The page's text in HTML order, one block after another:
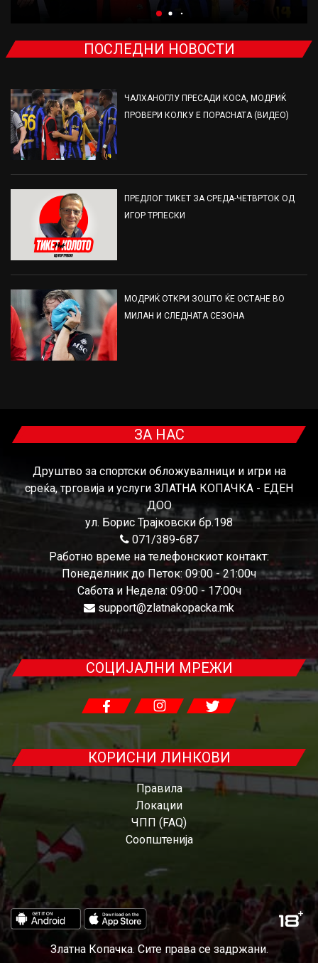
ПОСЛЕДНИ НОВОСТИ
ЧАЛХАНОГЛУ ПРЕСАДИ КОСА, МОДРИЌ
ПРОВЕРИ КОЛКУ Е ПОРАСНАТА (ВИДЕО)
ПРЕДЛОГ ТИКЕТ ЗА СРЕДА-ЧЕТВРТОК ОД
ИГОР ТРПЕСКИ
МОДРИЌ ОТКРИ ЗОШТО ЌЕ ОСТАНЕ ВО
МИЛАН И СЛЕДНАТА СЕЗОНА
ЗА НАС
Друштво за спортски обложувалници и игри на
среќа, трговија и услуги ЗЛАТНА КОПАЧКА - ЕДЕН
ДОО
ул. Борис Трајковски бр.198
071/389-687
Работно време на телефонскиот контакт:
Понеделник до Петок: 09:00 - 21:00ч
Сабота и Недела: 09:00 - 17:00ч
support@zlatnakopacka.mk
СОЦИЈАЛНИ МРЕЖИ
КОРИСНИ ЛИНКОВИ
Правила
Локации
ЧПП (FAQ)
Соопштенија
Златна Копачка. Сите права се задржани.